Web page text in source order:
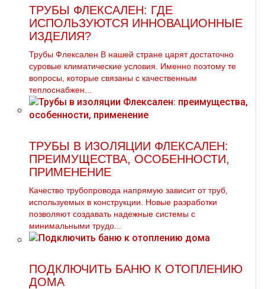
ТРУБЫ ФЛЕКСАЛЕН: ГДЕ
ИСПОЛЬЗУЮТСЯ ИННОВАЦИОННЫЕ
ИЗДЕЛИЯ?
Трубы Флексален В нашей стране царят достаточно
суровые климатические условия. Именно поэтому те
вопросы, которые связаны с качественным
теплоснабжен...
ТРУБЫ В ИЗОЛЯЦИИ ФЛЕКСАЛЕН:
ПРЕИМУЩЕСТВА, ОСОБЕННОСТИ,
ПРИМЕНЕНИЕ
Качество трубопровода напрямую зависит от труб,
используемых в конструкции. Новые разработки
позволяют создавать надежные системы с
минимальными трудо...
ПОДКЛЮЧИТЬ БАНЮ К ОТОПЛЕНИЮ
ДОМА